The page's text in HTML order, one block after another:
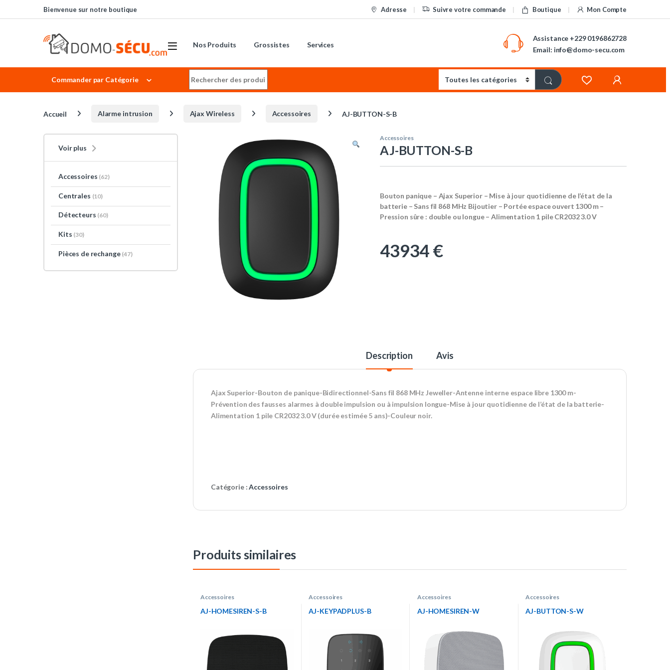
Skip to navigation
Skip to contentBienvenue sur notre boutique Adresse Suivre votre commande Boutique Mon Compte
Nos Produits Grossistes Services
Assistance +229 0196862728
Email: info@domo-secu.com
Commander par Catégorie
Accueil Alarme intrusion Ajax Wireless Accessoires AJ-BUTTON-S-B
Accessoires
AJ-BUTTON-S-B
Bouton panique – Ajax Superior – Mise à jour quotidienne de l’état de la
batterie – Sans fil 868 MHz Bijoutier – Portée espace ouvert 1300 m –
Pression sûre : double ou longue – Alimentation 1 pile CR2032 3.0 V
43934€
Description Avis
Ajax Superior-Bouton de panique-Bidirectionnel-Sans fil 868 MHz Jeweller-Antenne interne espace libre 1300 m-
Prévention des fausses alarmes à double impulsion ou à impulsion longue-Mise à jour quotidienne de l’état de la batterie-
Alimentation 1 pile CR2032 3.0 V (durée estimée 5 ans)-Couleur noir.
Catégorie :Accessoires
Produits similaires
Accessoires
AJ-HOMESIREN-S-B
Accessoires
AJ-KEYPADPLUS-B
Accessoires
AJ-HOMESIREN-W
Accessoires
AJ-BUTTON-S-W
Voir plus
Accessoires (62)
Centrales (10)
Détecteurs (60)
Kits (30)
Pièces de rechange (47)